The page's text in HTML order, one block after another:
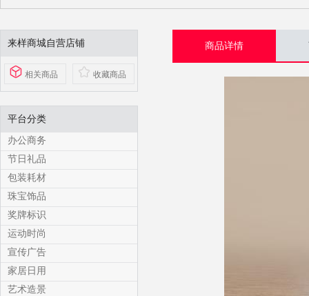
来样商城自营店铺
相关商品 收藏商品
平台分类
办公商务
节日礼品
包装耗材
珠宝饰品
奖牌标识
运动时尚
宣传广告
家居日用
艺术造景
商品详情